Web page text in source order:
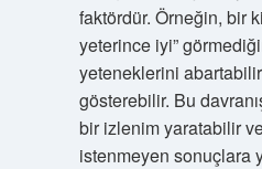
faktördür. Örneğin, bir
yeterince iyi”
yeteneklerini
gösterebilir. Bu
bir izlenim yaratabilir
istenmeyen sonuçlara